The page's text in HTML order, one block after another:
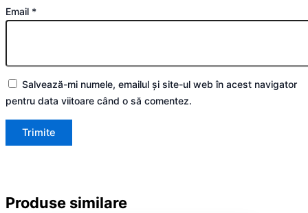
Email *
Salvează-mi numele, emailul și site-ul web în acest navigator
pentru data viitoare când o să comentez.
Produse similare